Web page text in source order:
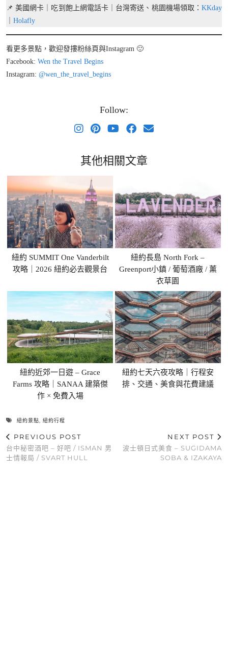
📌 美國網卡｜吃到飽上網電話卡｜台灣寄送、桃園機場領取： KKday
Holafly
看更多景點，歡迎發摟粉絲頁與Instagram 🙂
Facebook: Wen the Travel Begins
Instagram: @wen_the_travel_begins
Follow:
其他相關文章
紐約 SUMMIT One Vanderbilt
攻略｜2026 紐約必去觀景台
紐約長島 North Fork –
Greenport小鎮 / 葡萄酒廠 / 薰
衣草園
紐約近郊一日遊 – Grace
Farms 攻略｜SANAA 建築傑
作 × 免費入場
紐約七天六夜攻略｜行程安
排、交通、美食與花費建議
紐約景點, 紐約行程
PREVIOUS POST
台中秘密酒吧 – 好吧 / ISMAN 男
士情報局 / SVART HULL
NEXT POST
波士頓日式美食 – SUGIDAMA
SOBA & IZAKAYA